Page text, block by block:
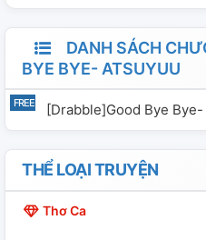
DANH SÁCH
BYE BYE- ATSUYUU
[Drabble]Good Bye Bye-
THỂ LOẠI TRUYỆN
Thơ Ca